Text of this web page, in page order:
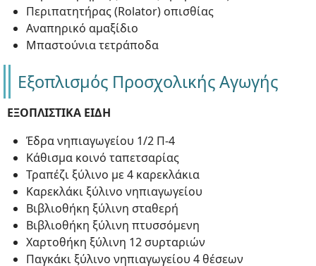
Περιπατητήρας (Rolator) οπισθίας
Αναπηρικό αμαξίδιο
Μπαστούνια τετράποδα
Εξοπλισμός Προσχολικής Αγωγής
ΕΞΟΠΛΙΣΤΙΚΑ ΕΙΔΗ
Έδρα νηπιαγωγείου 1/2 Π-4
Κάθισμα κοινό ταπετσαρίας
Τραπέζι ξύλινο με 4 καρεκλάκια
Καρεκλάκι ξύλινο νηπιαγωγείου
Βιβλιοθήκη ξύλινη σταθερή
Βιβλιοθήκη ξύλινη πτυσσόμενη
Χαρτοθήκη ξύλινη 12 συρταριών
Παγκάκι ξύλινο νηπιαγωγείου 4 θέσεων